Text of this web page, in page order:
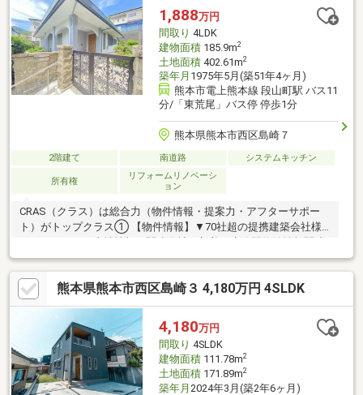
ります。
1,888万円
間取り 4LDK
建物面積185.9m2
土地面積402.61m2
築年月 1975年5月(築51年4ヶ月)
熊本市電上熊本線 段山町駅 バス11
分/「東荒尾」バス停 停歩1分
熊本県熊本市西区島崎７
2階建て 南道路 システムキッチン
所有権
リフォームリノベーシ
ョン
CRAS（クラス）は総合力（物件情報・提案力・アフターサポー
ト）がトップクラス① 【物件情報】▼70社超の提携建築会社様
会社にグッドバイバイやいえコレ等② 【提案力】▼住宅ローン
提携金融機関が多数▼後悔しないためのライフプランシミュレー
ション家計の見直しのプロのFPが在籍③ 【アフターサポート】
▼税金面等のアドバイス資金贈与や住宅ローン控除等▼お引渡し
後の対応お引渡し後のリフォームもお任せ！将来的な売却・賃貸
等の運用をサポート！
熊本県熊本市西区島崎３ 4,180万円 4SLDK
4,180万円
間取り 4SLDK
建物面積111.78m2
土地面積171.89m2
築年月 2024年3月(築2年6ヶ月)